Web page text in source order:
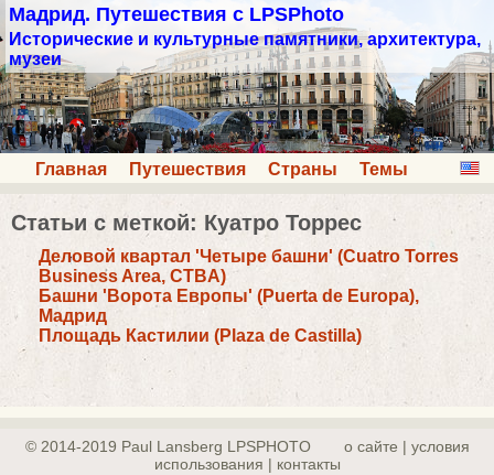
Мадрид. Путешествия с LPSPhoto
Исторические и культурные памятники, архитектура,
музеи
Главная Путешествия Страны Темы
Статьи с меткой: Куатро Торрес
Деловой квартал 'Четыре башни' (Cuatro Torres
Business Area, CTBA)
Башни 'Ворота Европы' (Puerta de Europa),
Мадрид
Площадь Кастилии (Plaza de Castilla)
© 2014-2019 Paul Lansberg LPSPHOTO
о сайте | yсловия
использования | контакты